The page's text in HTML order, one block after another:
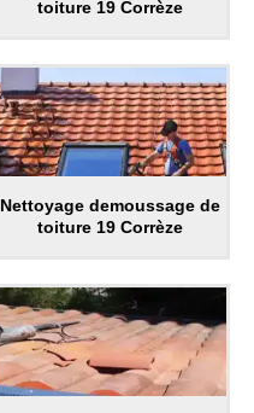
toiture 19 Corrèze
Nettoyage demoussage de
toiture 19 Corrèze